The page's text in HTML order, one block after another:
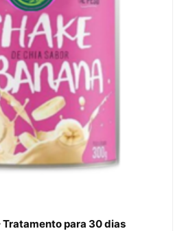
Tratamento para 30 dias